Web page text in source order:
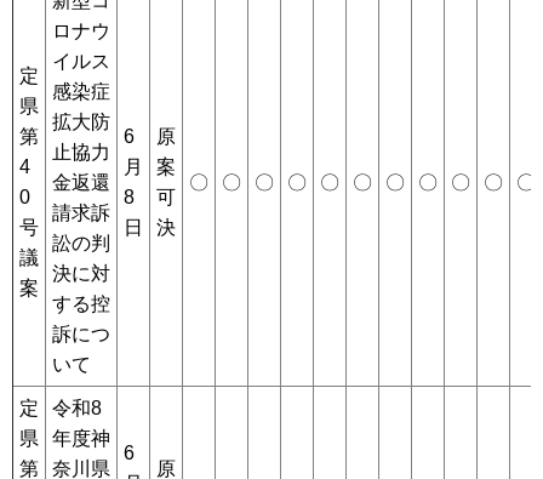
定
県
第
4
0
号
議
案
ロナウ
イルス
感染症
拡大防
止協力
金返還
請求訴
訟の判
決に対
する控
訴につ
いて
6
月
8
日
原
案
可
決
〇 〇 〇 〇 〇 〇 〇 〇 〇 〇 〇
定
県
第
令和8
年度神
奈川県
6
原